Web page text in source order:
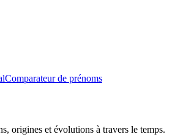
Comparateur de prénoms
origines et évolutions à travers le temps.